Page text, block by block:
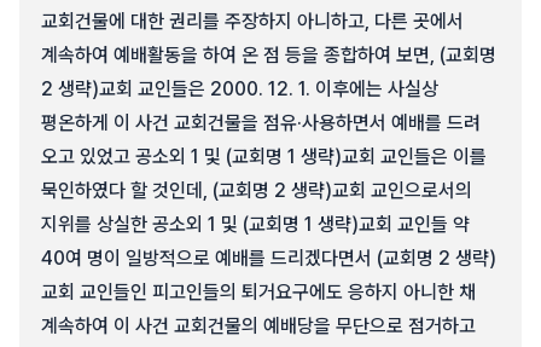
교회건물에 대한 권리를 주장하지 아니하고, 다른 곳에서
계속하여 예배활동을 하여 온 점 등을 종합하여 보면, (교회명
2 생략)교회 교인들은 2000. 12. 1. 이후에는 사실상
평온하게 이 사건 교회건물을 점유·사용하면서 예배를 드려
오고 있었고 공소외 1 및 (교회명 1 생략)교회 교인들은 이를
묵인하였다 할 것인데, (교회명 2 생략)교회 교인으로서의
지위를 상실한 공소외 1 및 (교회명 1 생략)교회 교인들 약
40여 명이 일방적으로 예배를 드리겠다면서 (교회명 2 생략)
교회 교인들인 피고인들의 퇴거요구에도 응하지 아니한 채
계속하여 이 사건 교회건물의 예배당을 무단으로 점거하고